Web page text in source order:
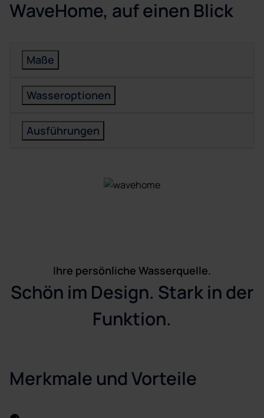
WaveHome, auf einen Blick
Maße
Wasseroptionen
Ausführungen
Ihre persönliche Wasserquelle.
Schön im Design. Stark in der
Funktion.
Merkmale und Vorteile